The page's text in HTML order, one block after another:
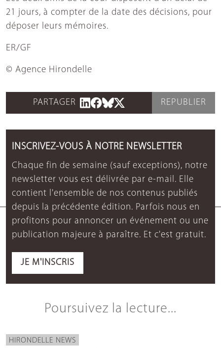
21 jours, à compter de la date des décisions, pour
déposer leurs mémoires.
ER/GF
© Agence Hirondelle
PARTAGER REPUBLIER
INSCRIVEZ-VOUS À NOTRE NEWSLETTER
Chaque fin de semaine (sauf exceptions), notre
newsletter vous est délivrée par e-mail. Elle
contient l'ensemble de nos contenus publiés
depuis la précédente édition. Parfois nous en
profitons pour annoncer un événement ou une
publication majeure à paraître. Et c'est gratuit.
JE M'INSCRIS
Poursuivez la lecture...
HIRONDELLE NEWS